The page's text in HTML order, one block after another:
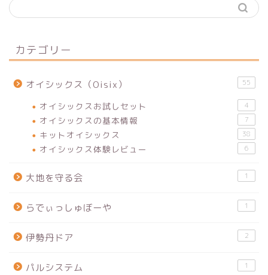
カテゴリー
オイシックス（Oisix） 55
オイシックスお試しセット 4
オイシックスの基本情報 7
キットオイシックス 38
オイシックス体験レビュー 6
大地を守る会 1
らでぃっしゅぼーや 1
伊勢丹ドア 2
パルシステム 1